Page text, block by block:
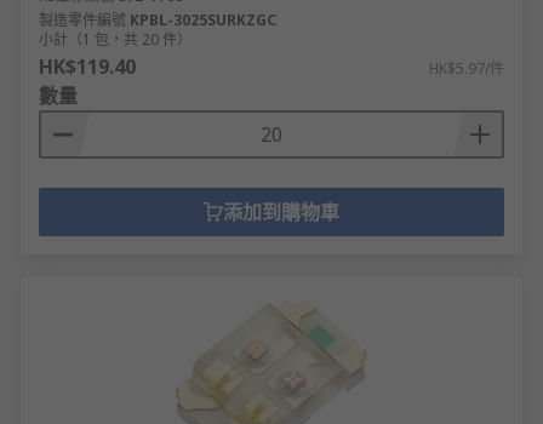
製造零件編號 KPBL-3025SURKZGC
小計（1 包，共 20 件）
HK$119.40 HK$5.97/件
數量
添加到購物車